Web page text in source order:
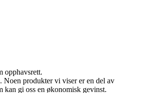
opphavsrett.
Noen produkter vi viser er en del av
kan gi oss en økonomisk gevinst.